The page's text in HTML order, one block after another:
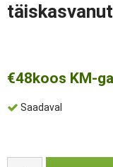
€48koos KM-ga
Saadaval